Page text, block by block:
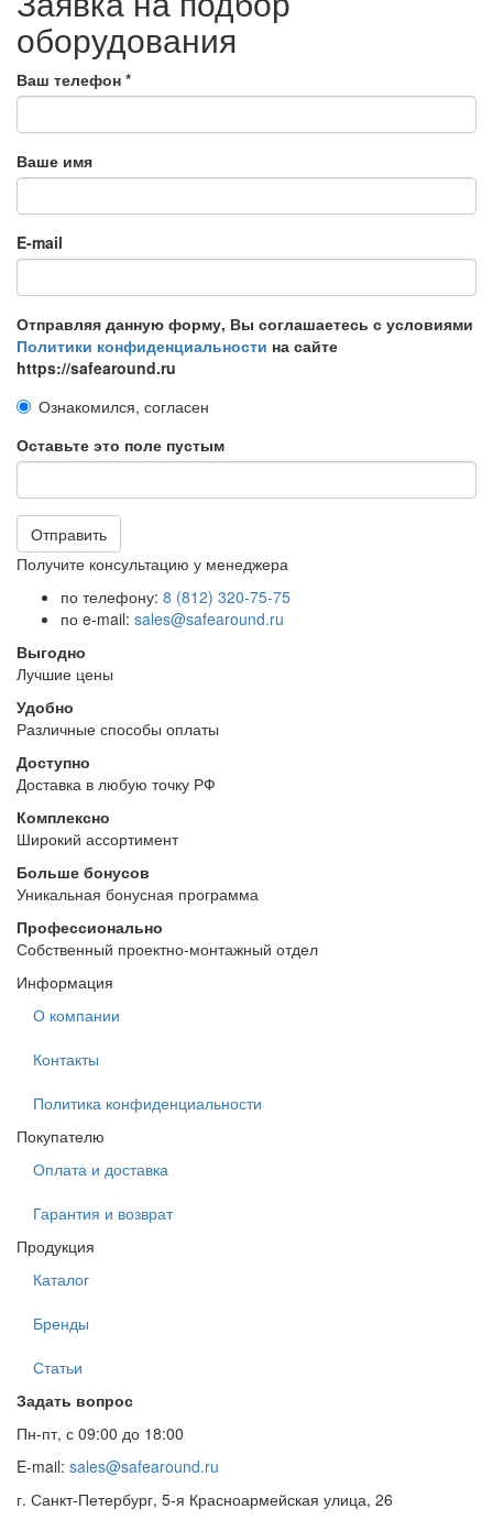
оборудования
Ваш телефон *
Ваше имя
E-mail
Отправляя данную форму, Вы соглашаетесь с условиями
Политики конфиденциальности на сайте
https://safearound.ru
Ознакомился, согласен
Оставьте это поле пустым
Отправить
Получите консультацию у менеджера
по телефону: 8 (812) 320-75-75
по e-mail: sales@safearound.ru
Выгодно
Лучшие цены
Удобно
Различные способы оплаты
Доступно
Доставка в любую точку РФ
Комплексно
Широкий ассортимент
Больше бонусов
Уникальная бонусная программа
Профессионально
Собственный проектно-монтажный отдел
Информация
О компании
Контакты
Политика конфиденциальности
Покупателю
Оплата и доставка
Гарантия и возврат
Продукция
Каталог
Бренды
Статьи
Задать вопрос
Пн-пт, с 09:00 до 18:00
E-mail: sales@safearound.ru
г. Санкт-Петербург, 5-я Красноармейская улица, 26